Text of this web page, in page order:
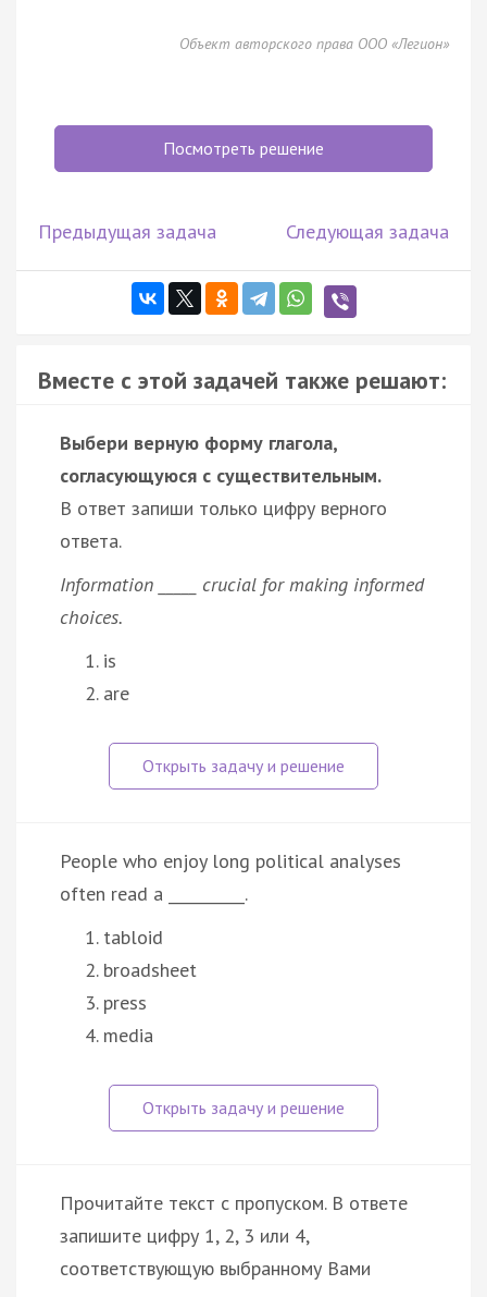
Объект авторского права ООО «Легион»
Посмотреть решение
Предыдущая задача Следующая задача
Вместе с этой задачей также решают:
Выбери верную форму глагола,
согласующуюся с существительным.
В ответ запиши только цифру верного
ответа.
Information _____ crucial for making informed
choices.
is
are
People who enjoy long political analyses
often read a __________.
tabloid
broadsheet
press
media
Прочитайте текст с пропуском. В ответе
запишите цифру 1, 2, 3 или 4,
соответствующую выбранному Вами